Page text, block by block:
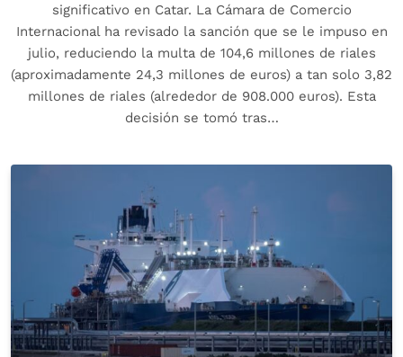
significativo en Catar. La Cámara de Comercio
Internacional ha revisado la sanción que se le impuso en
julio, reduciendo la multa de 104,6 millones de riales
(aproximadamente 24,3 millones de euros) a tan solo 3,82
millones de riales (alrededor de 908.000 euros). Esta
decisión se tomó tras…